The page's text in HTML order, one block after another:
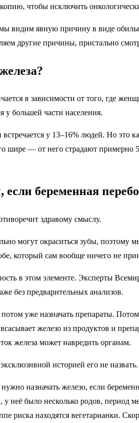
чтобы исключить
видим явную причину в виде
другие причины, пристально
в зависимости от того, где
у большей части населения.
у 13–16% людей. Но это
шире — от него страдают
беременная
здравому смыслу.
могут окраситься зубы, поэтому
который сам вообще ничего не
в этом элементе. Эксперты
без предварительных анализов.
потом уже назначать препараты.
железо из продуктов и
железа может навредить органам.
историей его не
назначать железо, если
неё было несколько родов,
риска находятся вегетарианки.